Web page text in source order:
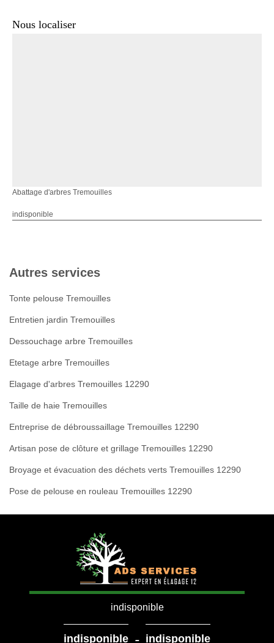
Nous localiser
Abattage d'arbres Tremouilles
indisponible
Autres services
Tonte pelouse Tremouilles
Entretien jardin Tremouilles
Dessouchage arbre Tremouilles
Etetage arbre Tremouilles
Elagage d'arbres Tremouilles 12290
Taille de haie Tremouilles
Entreprise de débroussaillage Tremouilles 12290
Artisan pose de clôture et grillage Tremouilles 12290
Broyage et évacuation des déchets verts Tremouilles 12290
Pose de pelouse en rouleau Tremouilles 12290
indisponible
indisponible - indisponible